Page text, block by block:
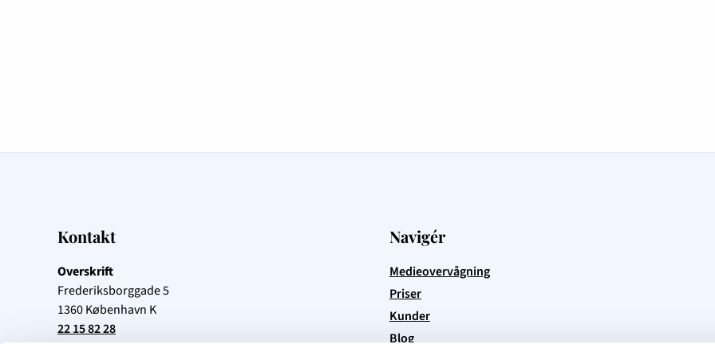
Kontakt
Overskrift
Frederiksborggade 5
1360København K
22 15 82 28
Navigér
Medieovervågning
Priser
Kunder
Blog